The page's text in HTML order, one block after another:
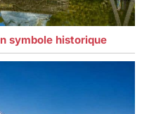
symbole historique